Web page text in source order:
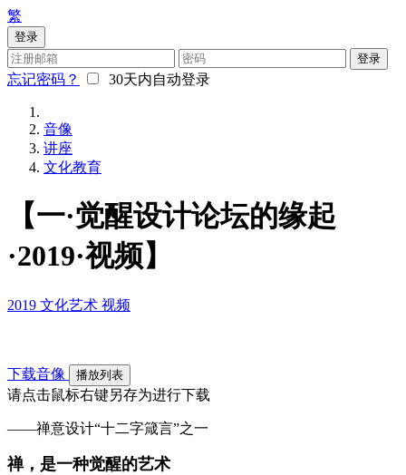
繁
登录
登录
忘记密码？ 30天内自动登录
音像
讲座
文化教育
【一·觉醒设计论坛的缘起
·2019·视频】
2019 文化艺术 视频
下载音像 播放列表
请点击鼠标右键另存为进行下载
——禅意设计“十二字箴言”之一
禅，是一种觉醒的艺术